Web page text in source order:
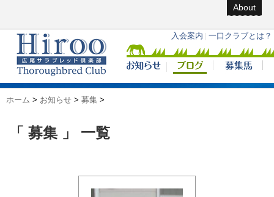
About
ホーム > お知らせ > 募集 >
「 募集 」 一覧